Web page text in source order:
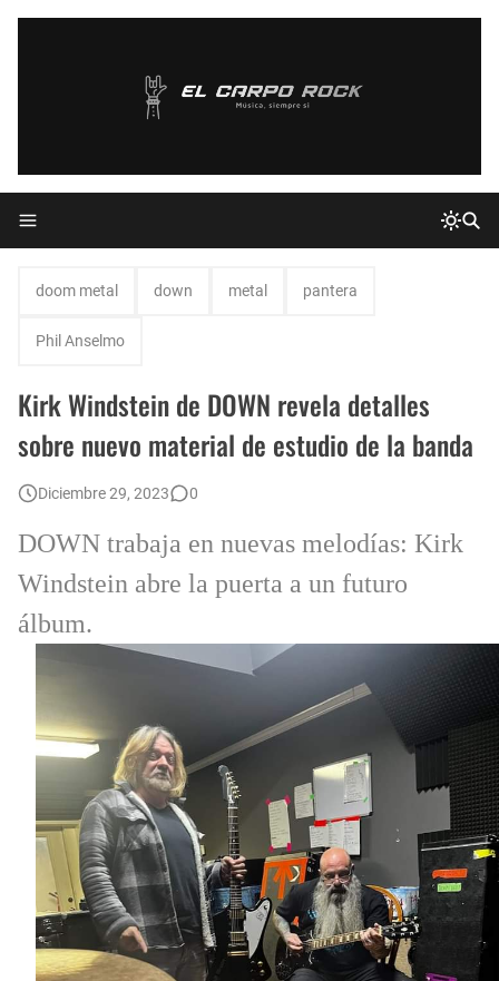
doom metal down metal pantera
Phil Anselmo
Kirk Windstein de DOWN revela detalles
sobre nuevo material de estudio de la banda
Diciembre 29, 2023 0
DOWN trabaja en nuevas melodías: Kirk
Windstein abre la puerta a un futuro
álbum.